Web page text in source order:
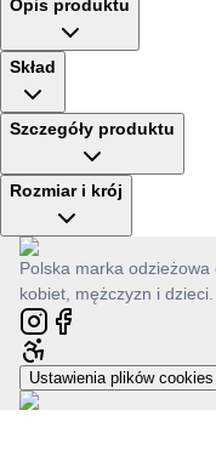
Opis produktu
Skład
Szczegóły produktu
Rozmiar i krój
Polska marka
kobiet, mężczyzn i
Ustawienia plików cookies